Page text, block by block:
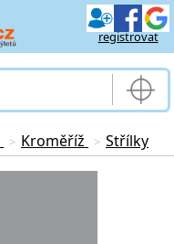
registrovat
> Kroměříž > Střílky